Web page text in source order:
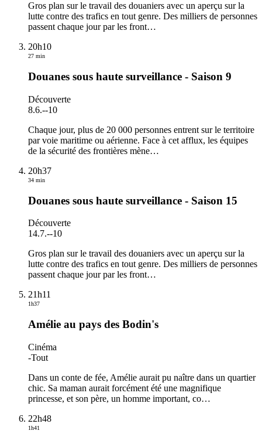
Gros plan sur le travail des douaniers avec un aperçu sur la
lutte contre des trafics en tout genre. Des milliers de personnes
passent chaque jour par les front…
20h10
27 min
Douanes sous haute surveillance - Saison 9
Découverte
8.6.--10
Chaque jour, plus de 20 000 personnes entrent sur le territoire
par voie maritime ou aérienne. Face à cet afflux, les équipes
de la sécurité des frontières mène…
20h37
34 min
Douanes sous haute surveillance - Saison 15
Découverte
14.7.--10
Gros plan sur le travail des douaniers avec un aperçu sur la
lutte contre des trafics en tout genre. Des milliers de personnes
passent chaque jour par les front…
21h11
1h37
Amélie au pays des Bodin's
Cinéma
-Tout
Dans un conte de fée, Amélie aurait pu naître dans un quartier
chic. Sa maman aurait forcément été une magnifique
princesse, et son père, un homme important, co…
22h48
1h41